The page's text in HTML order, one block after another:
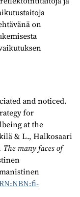
on
and noticed.
for
at the
& L., Halkosaari
many faces of